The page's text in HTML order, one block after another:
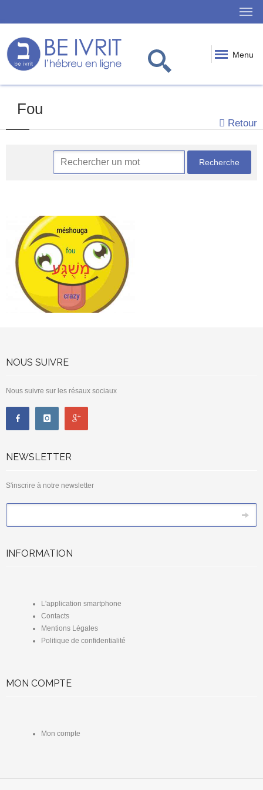
Menu
Fou
Retour
NOUS SUIVRE
Nous suivre sur les résaux sociaux
NEWSLETTER
S'inscrire à notre newsletter
INFORMATION
L'application smartphone
Contacts
Mentions Légales
Politique de confidentialité
MON COMPTE
Mon compte